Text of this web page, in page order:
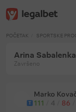
POČETAK SPORTSKE
Arina
Završeno
T
Marko
111
4 86